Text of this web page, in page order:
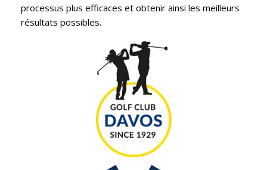
processus plus efficaces et obtenir ainsi les meilleurs
résultats possibles.